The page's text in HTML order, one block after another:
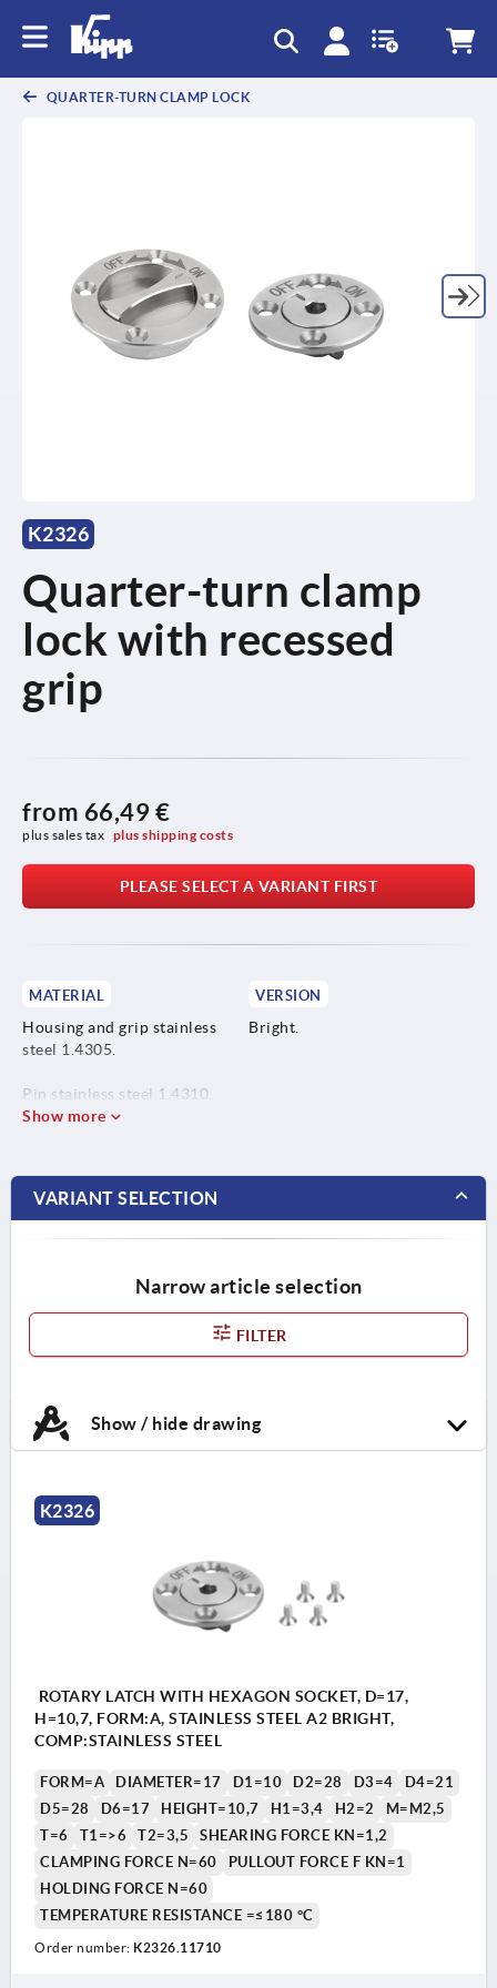
QUARTER-TURN CLAMP LOCK
K2326
Quarter-turn clamp
lock with recessed
grip
from 66,49 €
plus sales tax plus shipping costs
PLEASE SELECT A VARIANT FIRST
MATERIAL
Housing and grip stainless
steel 1.4305.
Pin stainless steel 1.4310.
VERSION
Bright.
Show more
VARIANT SELECTION
Narrow article selection
FILTER
Show / hide drawing
K2326
ROTARY LATCH WITH HEXAGON SOCKET, D=17,
H=10,7, FORM:A, STAINLESS STEEL A2 BRIGHT,
COMP:STAINLESS STEEL
FORM=A DIAMETER=17 D1=10 D2=28 D3=4
D4=21
D5=28
D6=17 HEIGHT=10,7 H1=3,4 H2=2
M=M2,5
T=6
T1=>6 T2=3,5
SHEARING FORCE KN=1,2
CLAMPING FORCE N=60
PULLOUT FORCE F KN=1
HOLDING FORCE N=60
TEMPERATURE RESISTANCE =≤180 °C
Order number: K2326.11710